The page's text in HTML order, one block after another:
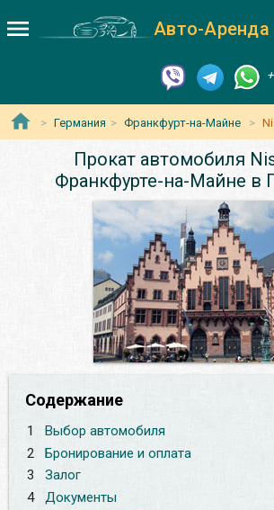
Авто-Аренда
Германия Франкфурт-на-Майне
Прокат автомобиля
Франкфурте-на-Майне в
Содержание
1
Выбор автомобиля
2
Бронирование и оплата
3
Залог
4
Документы